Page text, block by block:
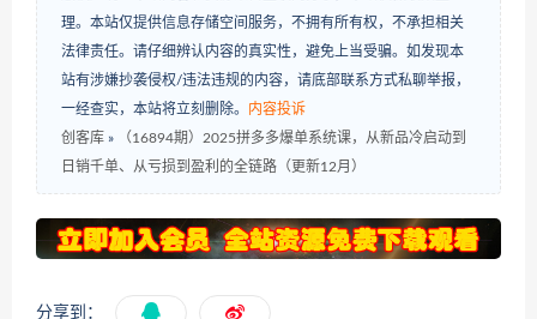
理。本站仅提供信息存储空间服务，不拥有所有权，不承担相关
法律责任。请仔细辨认内容的真实性，避免上当受骗。如发现本
站有涉嫌抄袭侵权/违法违规的内容，请底部联系方式私聊举报，
一经查实，本站将立刻删除。 内容投诉
创客库 »
（16894期）2025拼多多爆单系统课，从新品冷启动到
日销千单、从亏损到盈利的全链路（更新12月）
分享到：